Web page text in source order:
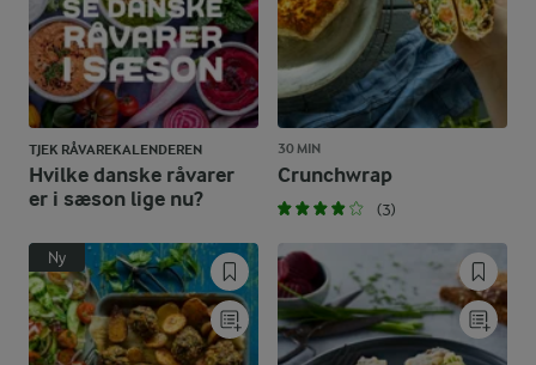
TJEK RÅVAREKALENDEREN
Hvilke danske råvarer
er i sæson lige nu?
30 MIN
Crunchwrap
(3)
Ny